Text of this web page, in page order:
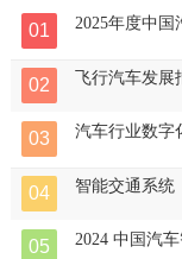
01 2025年度中
02 飞行汽车发
03 汽车行业数字
04 智能交通系统
05 2024 中国汽